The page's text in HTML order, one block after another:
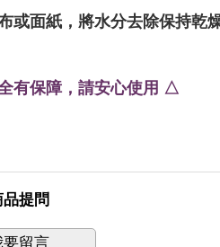
或面紙，將水分去除保持乾
有保障，請安心使用 △
品提問
要留言